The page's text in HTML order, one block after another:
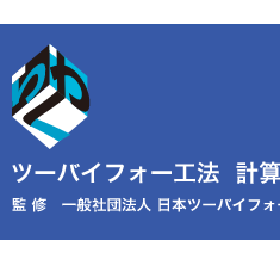
震シミュレー
フォー建築協